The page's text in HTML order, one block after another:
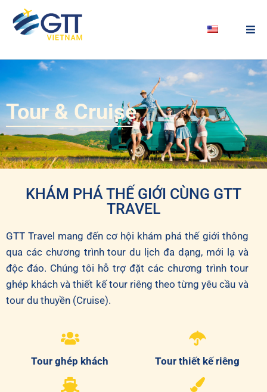
Tour & Cruise
KHÁM PHÁ THẾ GIỚI CÙNG GTT
TRAVEL
GTT Travel mang đến cơ hội khám phá thế giới thông
qua các chương trình tour du lịch đa dạng, mới lạ và
độc đáo. Chúng tôi hỗ trợ đặt các chương trình tour
ghép khách và thiết kế tour riêng theo từng yêu cầu và
tour du thuyền (Cruise).
Tour ghép khách Tour thiết kế riêng